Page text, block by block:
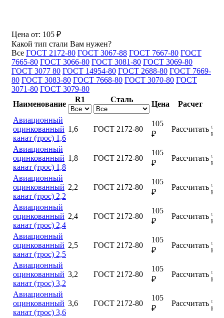
Цена от: 105 ₽
Какой тип стали Вам нужен?
Все ГОСТ 2172-80 ГОСТ 3067-88 ГОСТ 7667-80 ГОСТ
7665-80 ГОСТ 3066-80 ГОСТ 3081-80 ГОСТ 3069-80
ГОСТ 3077 80 ГОСТ 14954-80 ГОСТ 2688-80 ГОСТ 7669-
80 ГОСТ 3083-80 ГОСТ 7668-80 ГОСТ 3070-80 ГОСТ
3071-80 ГОСТ 3079-80
Наименование
R1 Сталь
Цена
Расчет
Авиационный
оцинкованный
канат (трос) 1,6
1,6 ГОСТ 2172-80
105
₽
Рассчитать
Авиационный
оцинкованный
канат (трос) 1,8
1,8 ГОСТ 2172-80
105
₽
Рассчитать
Авиационный
оцинкованный
канат (трос) 2,2
2,2 ГОСТ 2172-80
105
₽
Рассчитать
Авиационный
оцинкованный
канат (трос) 2,4
2,4 ГОСТ 2172-80
105
₽
Рассчитать
Авиационный
оцинкованный
канат (трос) 2,5
2,5 ГОСТ 2172-80
105
₽
Рассчитать
Авиационный
оцинкованный
канат (трос) 3,2
3,2 ГОСТ 2172-80
105
₽
Рассчитать
Авиационный
оцинкованный
канат (трос) 3,6
3,6 ГОСТ 2172-80
105
₽
Рассчитать